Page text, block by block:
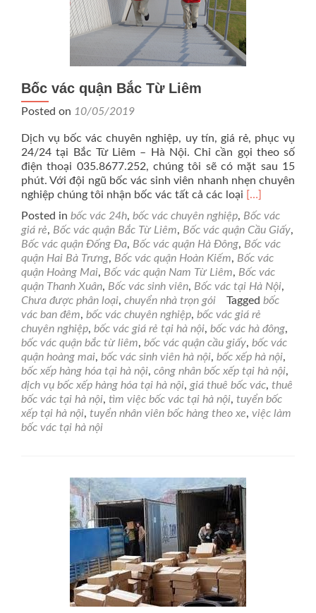
Bốc vác quận Bắc Từ Liêm
Posted on 10/05/2019
Dịch vụ bốc vác chuyên nghiệp, uy tín, giá rẻ, phục vụ
24/24 tại Bắc Từ Liêm – Hà Nội. Chỉ cần gọi theo số
điện thoại 035.8677.252, chúng tôi sẽ có mặt sau 15
phút. Với đội ngũ bốc vác sinh viên nhanh nhẹn chuyên
nghiệp chúng tôi nhận bốc vác tất cả các loại Read
more
about
Bốc
vác
quận
Bắc
Từ
Liêm
[…]
Posted in bốc vác 24h, bốc vác chuyên nghiệp, Bốc vác
giá rẻ, Bốc vác quận Bắc Từ Liêm, Bốc vác quận Cầu Giấy,
Bốc vác quận Đống Đa, Bốc vác quận Hà Đông, Bốc vác
quận Hai Bà Trưng, Bốc vác quận Hoàn Kiếm, Bốc vác
quận Hoàng Mai, Bốc vác quận Nam Từ Liêm, Bốc vác
quận Thanh Xuân, Bốc vác sinh viên, Bốc vác tại Hà Nội,
Chưa được phân loại, chuyển nhà trọn gói Tagged bốc
vác ban đêm, bốc vác chuyên nghiệp, bốc vác giá rẻ
chuyên nghiệp, bốc vác giá rẻ tại hà nội, bốc vác hà đông,
bốc vác quận bắc từ liêm, bốc vác quận cầu giấy, bốc vác
quận hoàng mai, bốc vác sinh viên hà nội, bốc xếp hà nội,
bốc xếp hàng hóa tại hà nội, công nhân bốc xếp tại hà nội,
dịch vụ bốc xếp hàng hóa tại hà nội, giá thuê bốc vác, thuê
bốc vác tại hà nội, tìm việc bốc vác tại hà nội, tuyển bốc
xếp tại hà nội, tuyển nhân viên bốc hàng theo xe, việc làm
bốc vác tại hà nội